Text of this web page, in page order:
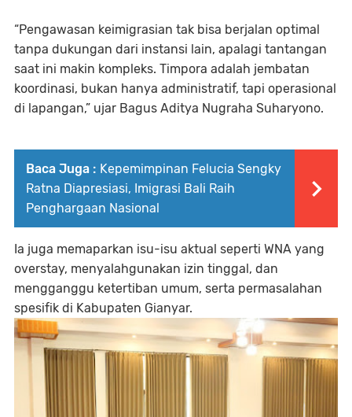
“Pengawasan keimigrasian tak bisa berjalan optimal
tanpa dukungan dari instansi lain, apalagi tantangan
saat ini makin kompleks. Timpora adalah jembatan
koordinasi, bukan hanya administratif, tapi operasional
di lapangan,” ujar Bagus Aditya Nugraha Suharyono.
Baca Juga : Kepemimpinan Felucia Sengky
Ratna Diapresiasi, Imigrasi Bali Raih
Penghargaan Nasional
Ia juga memaparkan isu-isu aktual seperti WNA yang
overstay, menyalahgunakan izin tinggal, dan
mengganggu ketertiban umum, serta permasalahan
spesifik di Kabupaten Gianyar.